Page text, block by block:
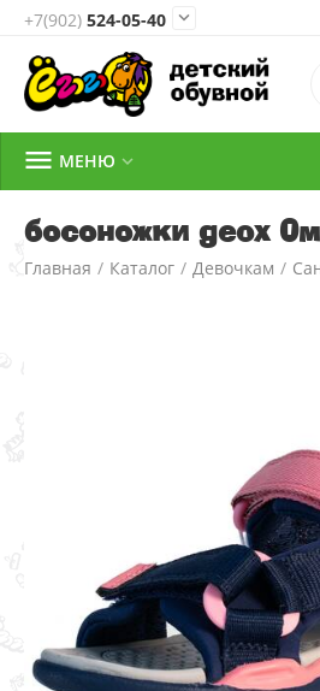
+7(902) 524-05-40 
 МЕНЮ 
босоножки geox
Главная / Каталог / Девочкам /